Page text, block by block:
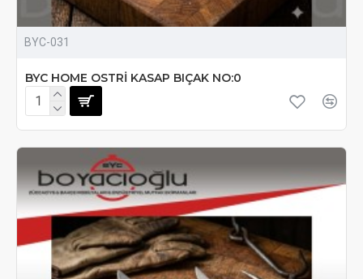
BYC-031
BYC HOME OSTRİ KASAP BIÇAK NO:0